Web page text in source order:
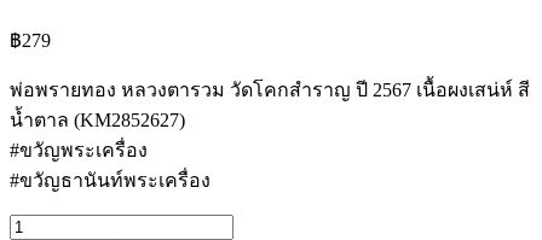
฿279
พ่อพรายทอง หลวงตารวม วัดโคกสำราญ ปี 2567 เนื้อผงเสน่ห์ สี
น้ำตาล (KM2852627)
#ขวัญพระเครื่อง
#ขวัญธานันท์พระเครื่อง
จำนวน